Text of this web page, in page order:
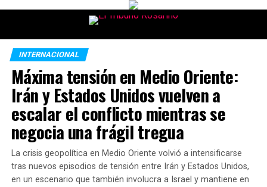
INTERNACIONAL
Máxima tensión en Medio Oriente:
Irán y Estados Unidos vuelven a
escalar el conflicto mientras se
negocia una frágil tregua
La crisis geopolítica en Medio Oriente volvió a intensificarse
tras nuevos episodios de tensión entre Irán y Estados Unidos,
en un escenario que también involucra a Israel y mantiene en